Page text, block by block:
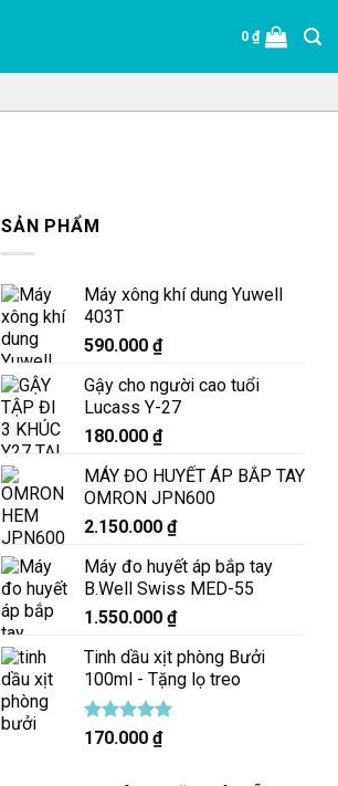
0₫
SẢN PHẨM
Máy xông khí dung Yuwell
403T
590.000 ₫
Gậy cho người cao tuổi
Lucass Y-27
180.000 ₫
MÁY ĐO HUYẾT ÁP BẮP TAY
OMRON JPN600
2.150.000 ₫
Máy đo huyết áp bắp tay
B.Well Swiss MED-55
1.550.000 ₫
Tinh dầu xịt phòng Bưởi
100ml - Tặng lọ treo
Được xếp
5.00
170.000 ₫